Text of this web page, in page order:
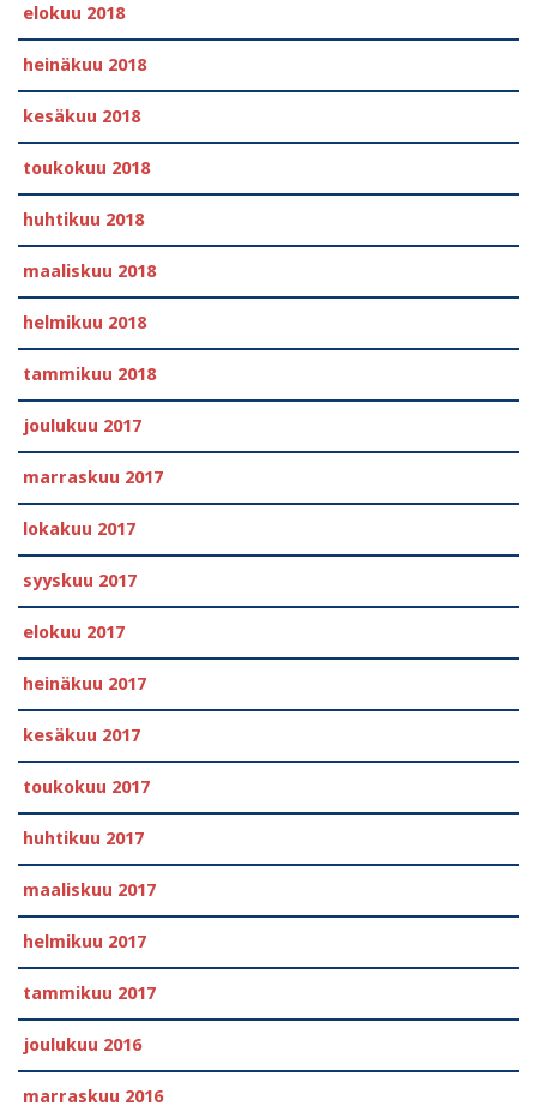
elokuu 2018
heinäkuu 2018
kesäkuu 2018
toukokuu 2018
huhtikuu 2018
maaliskuu 2018
helmikuu 2018
tammikuu 2018
joulukuu 2017
marraskuu 2017
lokakuu 2017
syyskuu 2017
elokuu 2017
heinäkuu 2017
kesäkuu 2017
toukokuu 2017
huhtikuu 2017
maaliskuu 2017
helmikuu 2017
tammikuu 2017
joulukuu 2016
marraskuu 2016